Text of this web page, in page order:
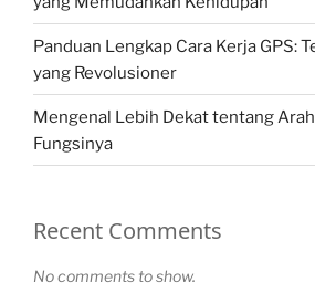
Panduan Lengkap Cara Kerja GPS:
yang Revolusioner
Mengenal Lebih Dekat tentang
Fungsinya
Recent Comments
No comments to show.